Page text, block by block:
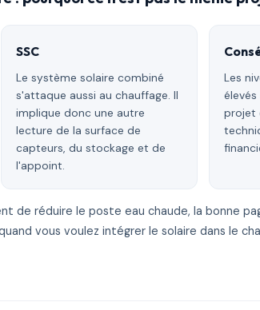
SSC
Le système solaire combiné
s'attaque aussi au chauffage. Il
implique donc une autre
lecture de la surface de
capteurs, du stockage et de
l'appoint.
Les
élevés
projet
de réduire le poste eau chaude, la bonne
vous voulez intégrer le solaire dans le